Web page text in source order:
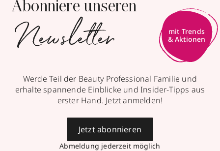
Abonniere unseren
Newsletter
Werde Teil der Beauty Professional Familie und
erhalte spannende Einblicke und Insider-Tipps aus
erster Hand. Jetzt anmelden!
Abmeldung jederzeit möglich
Jetzt abonnieren